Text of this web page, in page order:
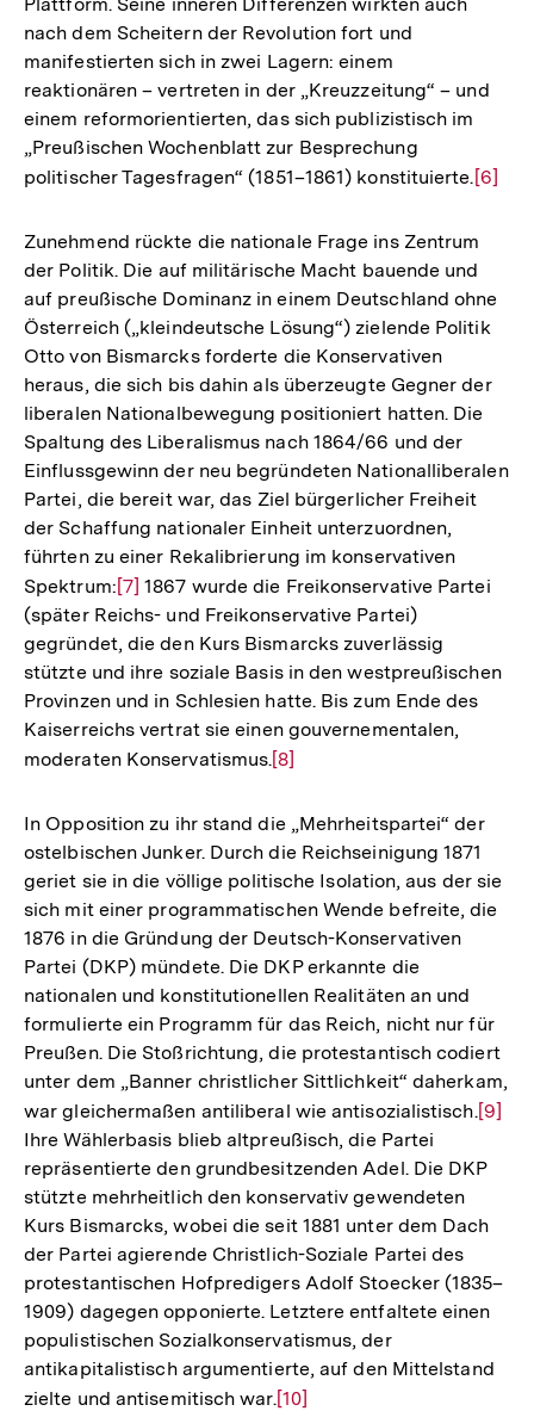
nach dem Scheitern der Revolution fort und
manifestierten sich in zwei Lagern: einem
reaktionären – vertreten in der „Kreuzzeitung“ – und
einem reformorientierten, das sich publizistisch im
„Preußischen Wochenblatt zur Besprechung
politischer Tagesfragen“ (1851–1861) konstituierte. Zur
der
[6]
Zunehmend rückte die nationale Frage ins Zentrum
der Politik. Die auf militärische Macht bauende und
auf preußische Dominanz in einem Deutschland ohne
Österreich („kleindeutsche Lösung“) zielende Politik
Otto von Bismarcks forderte die Konservativen
heraus, die sich bis dahin als überzeugte Gegner der
liberalen Nationalbewegung positioniert hatten. Die
Spaltung des Liberalismus nach 1864/66 und der
Einflussgewinn der neu begründeten Nationalliberalen
Partei, die bereit war, das Ziel bürgerlicher Freiheit
der Schaffung nationaler Einheit unterzuordnen,
führten zu einer Rekalibrierung im konservativen
Spektrum:Zur
Auflösung
der
Fußnote
[7] 1867 wurde die Freikonservative Partei
(später Reichs- und Freikonservative Partei)
gegründet, die den Kurs Bismarcks zuverlässig
stützte und ihre soziale Basis in den westpreußischen
Provinzen und in Schlesien hatte. Bis zum Ende des
Kaiserreichs vertrat sie einen gouvernementalen,
moderaten Konservatismus.Zur
der
Fußnote
[8]
In Opposition zu ihr stand die „Mehrheitspartei“ der
ostelbischen Junker. Durch die Reichseinigung 1871
geriet sie in die völlige politische Isolation, aus der sie
sich mit einer programmatischen Wende befreite, die
1876 in die Gründung der Deutsch-Konservativen
Partei (DKP) mündete. Die DKP erkannte die
nationalen und konstitutionellen Realitäten an und
formulierte ein Programm für das Reich, nicht nur für
Preußen. Die Stoßrichtung, die protestantisch codiert
unter dem „Banner christlicher Sittlichkeit“ daherkam,
war gleichermaßen antiliberal wie antisozialistisch.Zur
der
[9]
Ihre Wählerbasis blieb altpreußisch, die Partei
repräsentierte den grundbesitzenden Adel. Die DKP
stützte mehrheitlich den konservativ gewendeten
Kurs Bismarcks, wobei die seit 1881 unter dem Dach
der Partei agierende Christlich-Soziale Partei des
protestantischen Hofpredigers Adolf Stoecker (1835–
1909) dagegen opponierte. Letztere entfaltete einen
populistischen Sozialkonservatismus, der
antikapitalistisch argumentierte, auf den Mittelstand
zielte und antisemitisch war.Zur
[10]